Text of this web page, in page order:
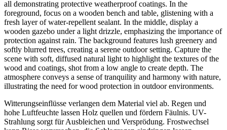
Witterungseinflüsse verlangen dem Material viel ab. Regen und
hohe Luftfeuchte lassen Holz quellen und fördern Fäulnis. UV-
Strahlung sorgt für Ausbleichen und Versprödung. Frostwechsel